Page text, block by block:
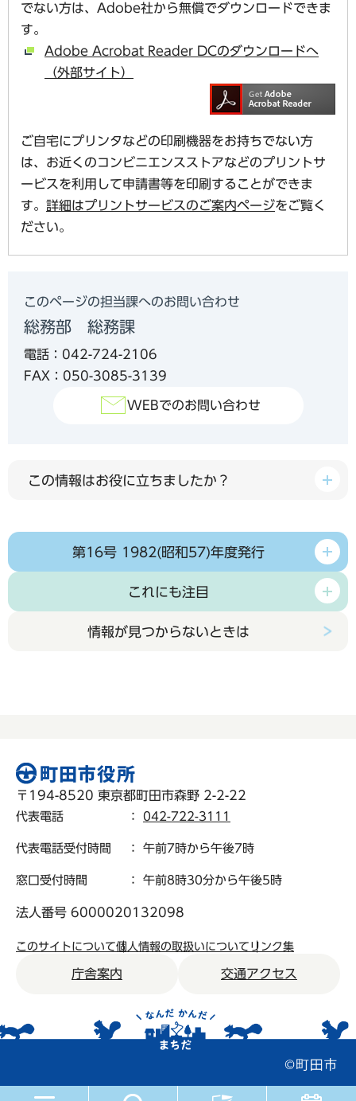
でない方は、Adobe社から無償でダウンロードできま
す。
Adobe Acrobat Reader DCのダウンロードへ
（外部サイト）
ご自宅にプリンタなどの印刷機器をお持ちでない方
は、お近くのコンビニエンスストアなどのプリントサ
ービスを利用して申請書等を印刷することができま
す。 詳細はプリントサービスのご案内ページをご覧く
ださい。
このページの担当課へのお問い合わせ
総務部 総務課
電話：042-724-2106
FAX：050-3085-3139
WEBでのお問い合わせ
この情報はお役に立ちましたか？
第16号 1982(昭和57)年度発行
これにも注目
情報が見つからないときは
〒194-8520 東京都町田市森野 2-2-22
代表電話 ： 042-722-3111
代表電話受付時間 ： 午前7時から午後7時
窓口受付時間 ： 午前8時30分から午後5時
法人番号 6000020132098
このサイトについて個人情報の取扱いについて リンク集
庁舎案内 交通アクセス